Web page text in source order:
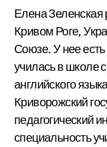
Елена Зеленская
Кривом Роге,
Союзе. У нее
училась в школе
английского
Криворожский
педагогический
специальность